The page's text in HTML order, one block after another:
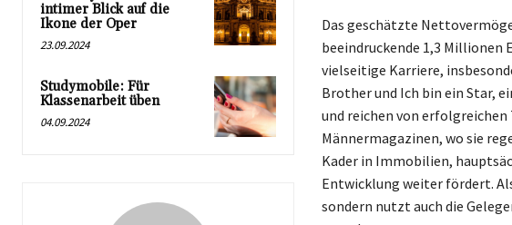
intimer Blick auf die
Ikone der Oper
23.09.2024
Studymobile: Für
Klassenarbeit üben
04.09.2024
Das geschätzte
beeindruckende 1,3 Millionen
vielseitige Karriere,
Brother und Ich bin ein Star,
und reichen von
Männermagazinen, wo sie
Kader in Immobilien,
Entwicklung weiter fördert.
sondern nutzt auch die